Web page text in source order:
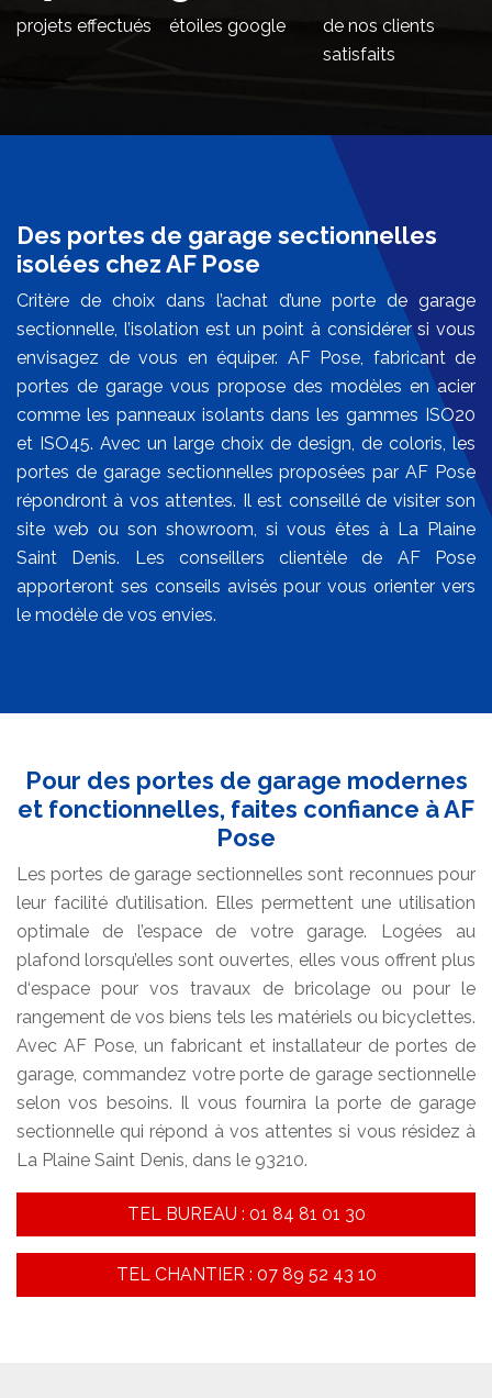
projets effectués étoiles google
de nos clients
satisfaits
Des portes de garage sectionnelles
isolées chez AF Pose
Critère de choix dans l’achat d’une porte de garage
sectionnelle, l’isolation est un point à considérer si vous
envisagez de vous en équiper. AF Pose, fabricant de
portes de garage vous propose des modèles en acier
comme les panneaux isolants dans les gammes ISO20
et ISO45. Avec un large choix de design, de coloris, les
portes de garage sectionnelles proposées par AF Pose
répondront à vos attentes. Il est conseillé de visiter son
site web ou son showroom, si vous êtes à La Plaine
Saint Denis. Les conseillers clientèle de AF Pose
apporteront ses conseils avisés pour vous orienter vers
le modèle de vos envies.
Pour des portes de garage modernes
et fonctionnelles, faites confiance à AF
Pose
Les portes de garage sectionnelles sont reconnues pour
leur facilité d’utilisation. Elles permettent une utilisation
optimale de l’espace de votre garage. Logées au
plafond lorsqu’elles sont ouvertes, elles vous offrent plus
d‘espace pour vos travaux de bricolage ou pour le
rangement de vos biens tels les matériels ou bicyclettes.
Avec AF Pose, un fabricant et installateur de portes de
garage, commandez votre porte de garage sectionnelle
selon vos besoins. Il vous fournira la porte de garage
sectionnelle qui répond à vos attentes si vous résidez à
La Plaine Saint Denis, dans le 93210.
TEL BUREAU : 01 84 81 01 30
TEL CHANTIER : 07 89 52 43 10